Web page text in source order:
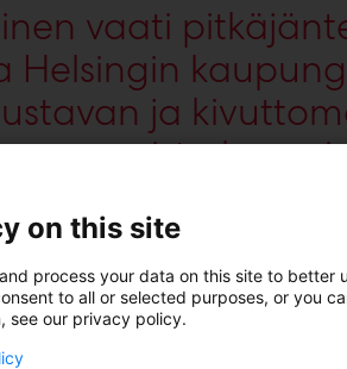
vaati
Helsingin
ja
kaikkia
on this site
process your data on this site to better
to all or selected purposes, or you
see our privacy policy.